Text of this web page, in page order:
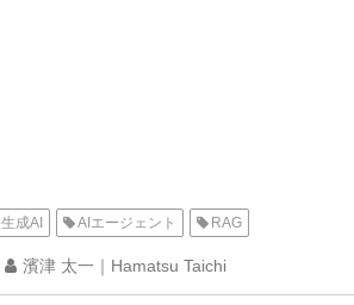
生成AI AIエージェント RAG
濱津 太一｜Hamatsu Taichi